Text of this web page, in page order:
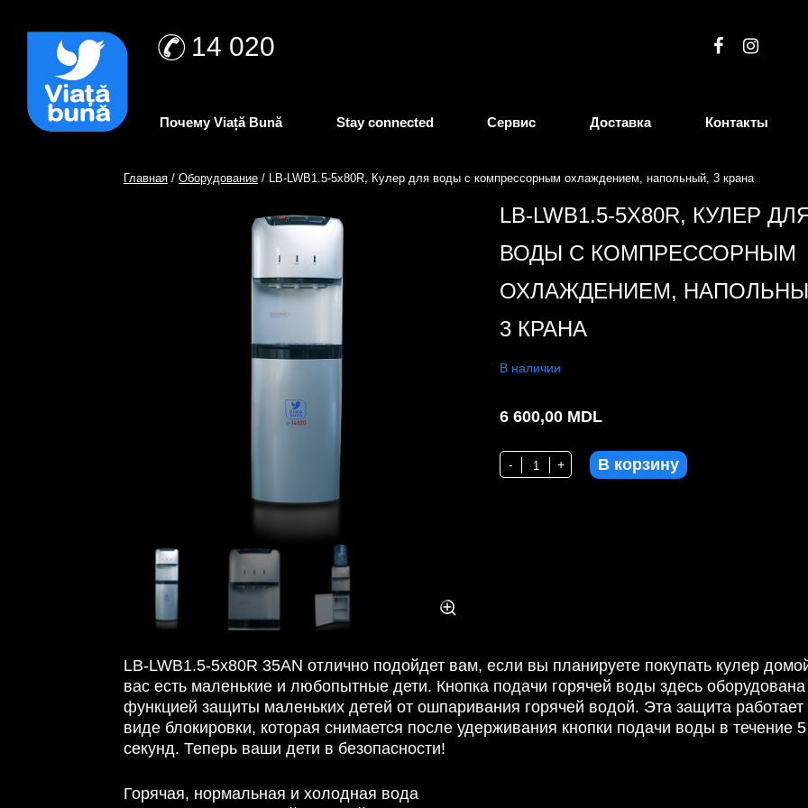
14 020
Почему Viață Bună Stay connected Сервис Доставка Контакты
Главная / Оборудование / LB-LWB1.5-5x80R, Кулер для воды с компрессорным охлаждением, напольный, 3 крана
LB-LWB1.5-5X80R, КУЛЕР
ВОДЫ С КОМПРЕССОРНЫМ
ОХЛАЖДЕНИЕМ,
3 КРАНА
В наличии
6 600,00 MDL
Количество LB-LWB1.5-5x80R, Кулер для воды с
- + В корзину
LB-LWB1.5-5x80R 35AN отлично подойдет вам, если вы планируете покупать кулер
вас есть маленькие и любопытные дети. Кнопка подачи горячей воды здесь оборудована
функцией защиты маленьких детей от ошпаривания горячей водой. Эта защита работает
виде блокировки, которая снимается после удерживания кнопки подачи воды в течение 5
секунд. Теперь ваши дети в безопасности!
Горячая, нормальная и холодная вода